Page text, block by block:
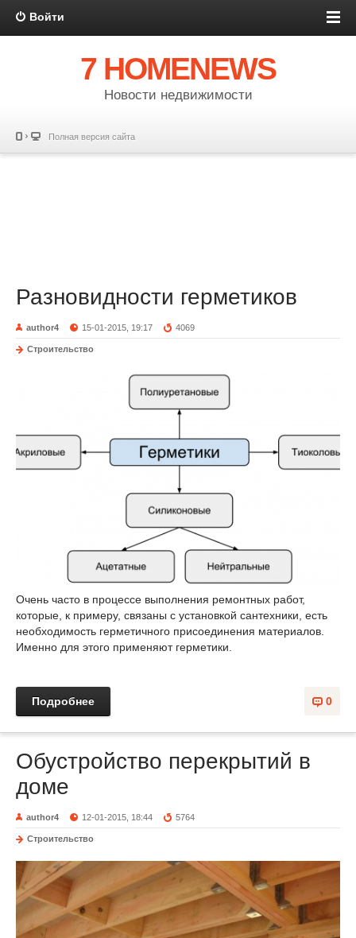
Войти
7 HOMENEWS
Новости недвижимости
Полная версия сайта
Разновидности герметиков
author4 15-01-2015, 19:17 4069
Строительство
Очень часто в процессе выполнения ремонтных работ,
которые, к примеру, связаны с установкой сантехники, есть
необходимость герметичного присоединения материалов.
Именно для этого применяют герметики.
0
Подробнее
Обустройство перекрытий в
доме
author4 12-01-2015, 18:44 5764
Строительство